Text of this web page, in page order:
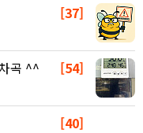
[37]
[54]
곡 ^^
[40]